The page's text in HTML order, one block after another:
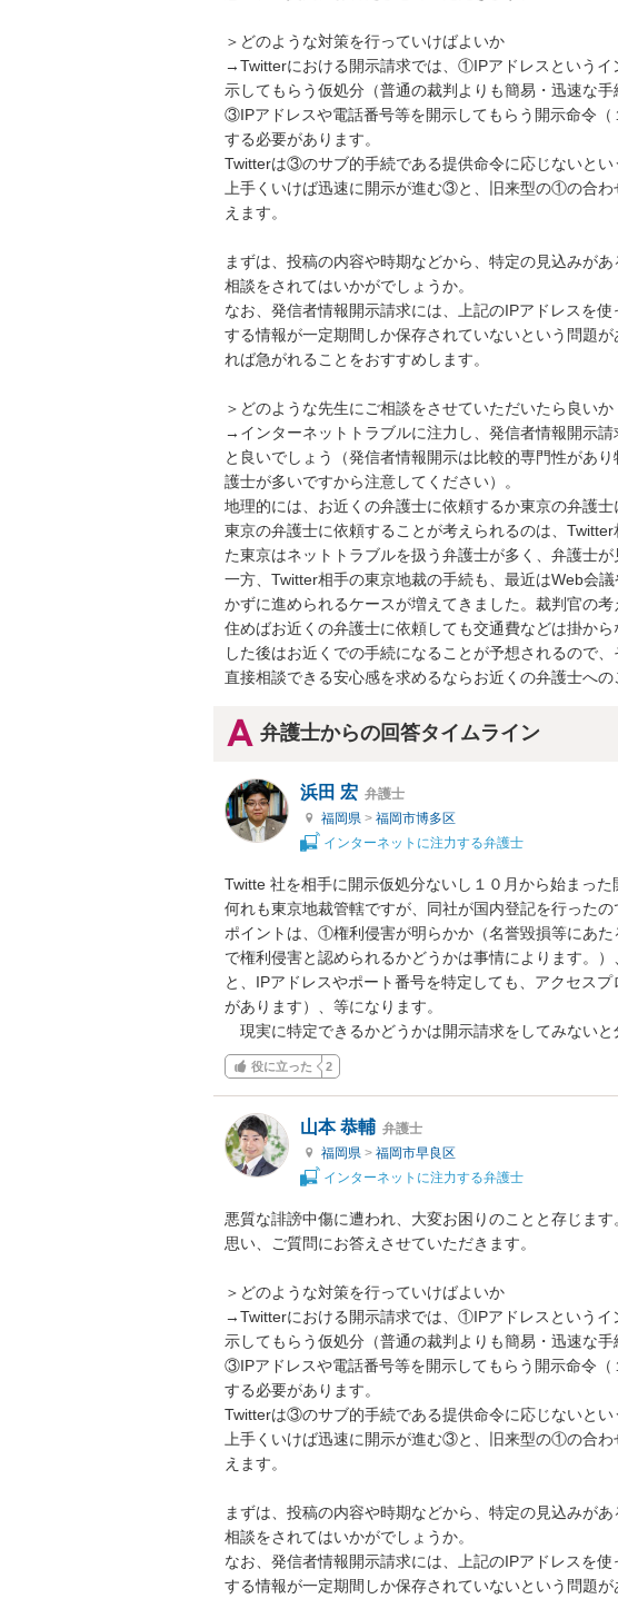
＞どのような対策を行っていけばよいか
→Twitterにおける開示請求では、①IPアドレスというイ
示してもらう仮処分（普通の裁判よりも簡易・迅速な
③IPアドレスや電話番号等を開示してもらう開示命令
する必要があります。
Twitterは③のサブ的手続である提供命令に応じないとい
上手くいけば迅速に開示が進む③と、旧来型の①の合わ
えます。
まずは、投稿の内容や時期などから、特定の見込みが
相談をされてはいかがでしょうか。
なお、発信者情報開示請求には、上記のIPアドレスを
する情報が一定期間しか保存されていないという問題
れば急がれることをおすすめします。
＞どのような先生にご相談をさせていただいたら良いか
→インターネットトラブルに注力し、発信者情報開示
と良いでしょう（発信者情報開示は比較的専門性があ
護士が多いですから注意してください）。
地理的には、お近くの弁護士に依頼するか東京の弁護士
東京の弁護士に依頼することが考えられるのは、
た東京はネットトラブルを扱う弁護士が多く、弁護士が
一方、Twitter相手の東京地裁の手続も、最近はWeb会
かずに進められるケースが増えてきました。裁判官の
住めばお近くの弁護士に依頼しても交通費などは掛か
した後はお近くでの手続になることが予想されるので
直接相談できる安心感を求めるならお近くの弁護士への
弁護士からの回答タイムライン
浜田 宏 弁護士
福岡県 > 福岡市博多区
インターネットに注力する弁護士
Twitte 社を相手に開示仮処分ないし１０月から始まった
何れも東京地裁管轄ですが、同社が国内登記を行ったの
ポイントは、①権利侵害が明らかか（名誉毀損等にあ
で権利侵害と認められるかどうかは事情によります。
と、IPアドレスやポート番号を特定しても、アクセス
があります）、等になります。
現実に特定できるかどうかは開示請求をしてみないと
役に立った 2
山本 恭輔 弁護士
福岡県 > 福岡市早良区
インターネットに注力する弁護士
悪質な誹謗中傷に遭われ、大変お困りのことと存じま
思い、ご質問にお答えさせていただきます。
＞どのような対策を行っていけばよいか
→Twitterにおける開示請求では、①IPアドレスというイ
示してもらう仮処分（普通の裁判よりも簡易・迅速な
③IPアドレスや電話番号等を開示してもらう開示命令
する必要があります。
Twitterは③のサブ的手続である提供命令に応じないとい
上手くいけば迅速に開示が進む③と、旧来型の①の合
えます。
まずは、投稿の内容や時期などから、特定の見込みが
相談をされてはいかがでしょうか。
なお、発信者情報開示請求には、上記のIPアドレスを
する情報が一定期間しか保存されていないという問題